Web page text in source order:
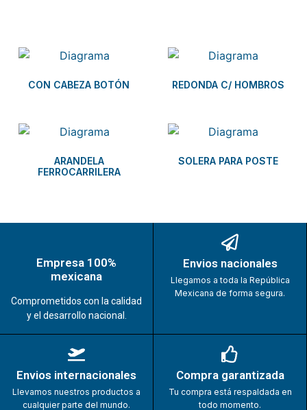
CON CABEZA BOTÓN REDONDA C/ HOMBROS
ARANDELA
FERROCARRILERA
SOLERA PARA POSTE
Empresa 100%
mexicana
Comprometidos con la calidad
y el desarrollo nacional.
Envios nacionales
Llegamos a toda la República
Mexicana de forma segura.
Envios internacionales
Llevamos nuestros productos a
cualquier parte del mundo.
Compra garantizada
Tu compra está respaldada en
todo momento.